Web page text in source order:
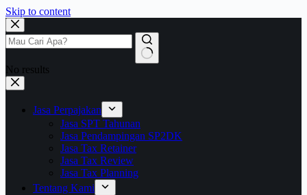
Skip to content
No results
Jasa Perpajakan
Jasa SPT Tahunan
Jasa Pendampingan SP2DK
Jasa Tax Retainer
Jasa Tax Review
Jasa Tax Planning
Tentang Kami